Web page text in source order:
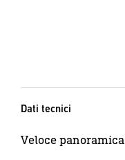
Dati tecnici
Veloce panoramica